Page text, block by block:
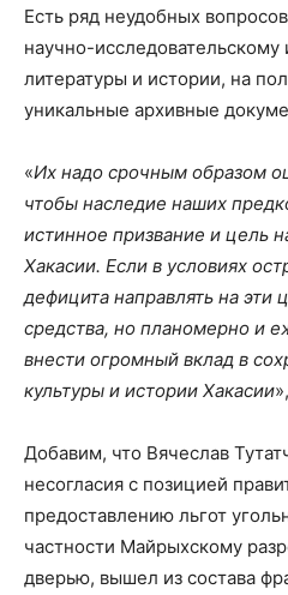
Есть ряд неудобных
научно-исследовательскому
литературы и истории, на
уникальные архивные
«Их надо срочным образом
чтобы наследие наших
истинное призвание и цель
Хакасии. Если в условиях
дефицита направлять на
средства, но планомерно и
внести огромный вклад в
культуры и истории Хакасии
Добавим, что Вячеслав
несогласия с позицией
предоставлению льгот
частности Майрыхскому
дверью, вышел из состава